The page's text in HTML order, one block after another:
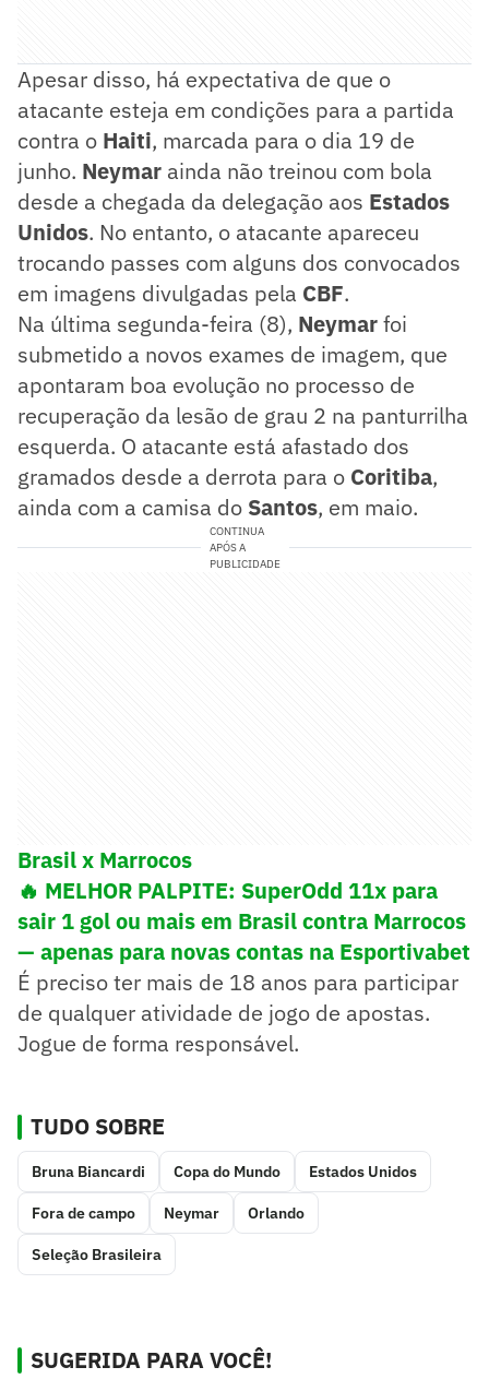
Apesar disso, há expectativa de que o
atacante esteja em condições para a partida
contra o Haiti, marcada para o dia 19 de
junho. Neymar ainda não treinou com bola
desde a chegada da delegação aos Estados
Unidos. No entanto, o atacante apareceu
trocando passes com alguns dos convocados
em imagens divulgadas pela CBF.
Na última segunda-feira (8), Neymarfoi
submetido a novos exames de imagem, que
apontaram boa evolução no processo de
recuperação da lesão de grau 2 na panturrilha
esquerda. O atacante está afastado dos
gramados desde a derrota para o Coritiba,
ainda com a camisa do Santos, em maio.
CONTINUA
APÓS A
PUBLICIDADE
Brasil x Marrocos
🔥 MELHOR PALPITE: SuperOdd 11x para
sair 1 gol ou mais em Brasil contra Marrocos
— apenas para novas contas na Esportivabet
É preciso ter mais de 18 anos para participar
de qualquer atividade de jogo de apostas.
Jogue de forma responsável.
TUDO SOBRE
Bruna Biancardi Copa do Mundo Estados Unidos
Fora de campo Neymar Orlando
Seleção Brasileira
SUGERIDA PARA VOCÊ!